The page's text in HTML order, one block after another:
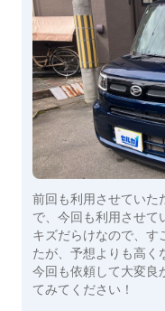
前回も利用させていた
で、今回も利用させて
キズだらけなので、す
たが、予想よりも高く
今回も依頼して大変良
てみてください！